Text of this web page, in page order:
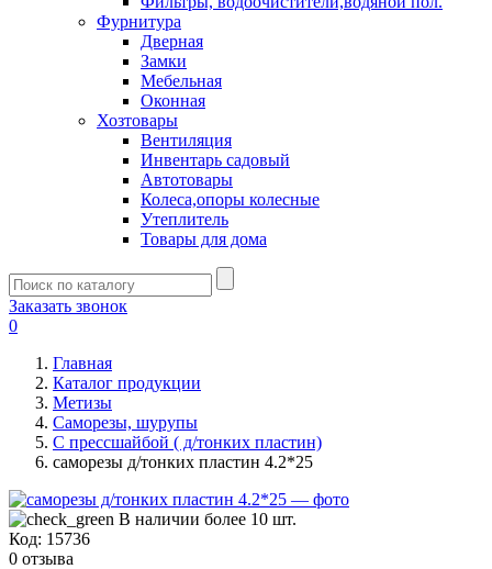
Фурнитура
Дверная
Замки
Мебельная
Оконная
Хозтовары
Вентиляция
Инвентарь садовый
Автотовары
Колеса,опоры колесные
Утеплитель
Товары для дома
Заказать звонок
0
Главная
Каталог продукции
Метизы
Саморезы, шурупы
С прессшайбой ( д/тонких пластин)
саморезы д/тонких пластин 4.2*25
В наличии более 10 шт.
Код: 15736
0 отзыва